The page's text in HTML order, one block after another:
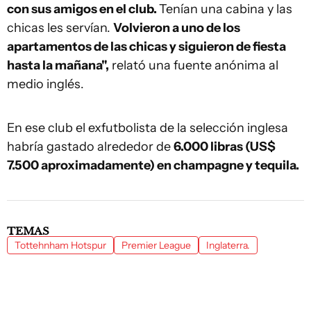
con sus amigos en el club.Tenían una cabina y las
chicas les servían. Volvieron a uno de los
apartamentos de las chicas y siguieron de fiesta
hasta la mañana", relató una fuente anónima al
medio inglés.
En ese club el exfutbolista de la selección inglesa
habría gastado alrededor de6.000 libras (US$
7.500 aproximadamente) en champagne y tequila.
TEMAS
Tottehnham Hotspur Premier League Inglaterra.